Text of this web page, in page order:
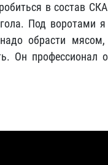
в состав
Под воротами
обрасти мясом,
Он профессионал